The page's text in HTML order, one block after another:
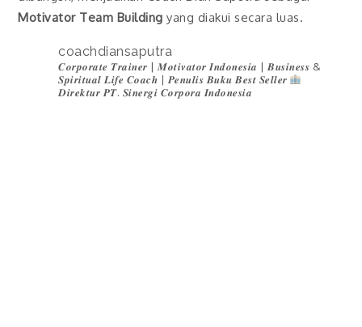
Motivator Team Building yang diakui secara luas.
coachdiansaputra
𝑪𝒐𝒓𝒑𝒐𝒓𝒂𝒕𝒆 𝑻𝒓𝒂𝒊𝒏𝒆𝒓 | 𝑴𝒐𝒕𝒊𝒗𝒂𝒕𝒐𝒓 𝑰𝒏𝒅𝒐𝒏𝒆𝒔𝒊𝒂 | 𝑩𝒖𝒔𝒊𝒏𝒆𝒔𝒔 &
𝑺𝒑𝒊𝒓𝒊𝒕𝒖𝒂𝒍 𝑳𝒊𝒇𝒆 𝑪𝒐𝒂𝒄𝒉 | 𝑷𝒆𝒏𝒖𝒍𝒊𝒔 𝑩𝒖𝒌𝒖 𝑩𝒆𝒔𝒕 𝑺𝒆𝒍𝒍𝒆𝒓
𝑫𝒊𝒓𝒆𝒌𝒕𝒖𝒓 𝑷𝑻. 𝑺𝒊𝒏𝒆𝒓𝒈𝒊 𝑪𝒐𝒓𝒑𝒐𝒓𝒂 𝑰𝒏𝒅𝒐𝒏𝒆𝒔𝒊𝒂